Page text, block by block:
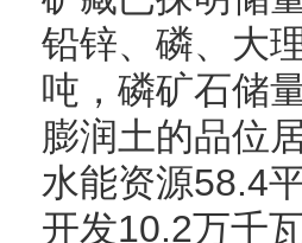
铅锌、磷、大
吨，磷矿石储
膨润土的品位
水能资源58.4
开发10.2万千